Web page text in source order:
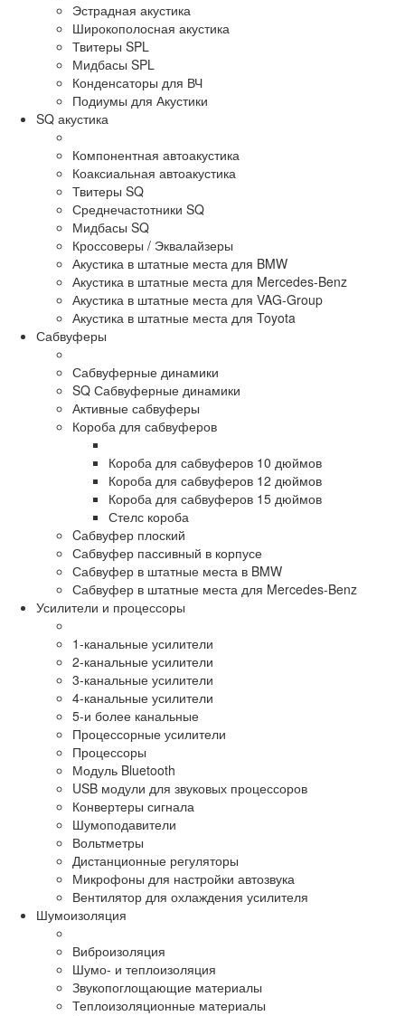
Эстрадная акустика
Широкополосная акустика
Твитеры SPL
Мидбасы SPL
Конденсаторы для ВЧ
Подиумы для Акустики
SQ акустика
Компонентная автоакустика
Коаксиальная автоакустика
Твитеры SQ
Среднечастотники SQ
Мидбасы SQ
Кроссоверы / Эквалайзеры
Акустика в штатные места для BMW
Акустика в штатные места для Mercedes-Benz
Акустика в штатные места для VAG-Group
Акустика в штатные места для Toyota
Сабвуферы
Сабвуферные динамики
SQ Сабвуферные динамики
Активные сабвуферы
Короба для сабвуферов
Короба для сабвуферов 10 дюймов
Короба для сабвуферов 12 дюймов
Короба для сабвуферов 15 дюймов
Стелс короба
Cабвуфер плоский
Сабвуфер пассивный в корпусе
Сабвуфер в штатные места в BMW
Сабвуфер в штатные места для Mercedes-Benz
Усилители и процессоры
1-канальные усилители
2-канальные усилители
3-канальные усилители
4-канальные усилители
5-и более канальные
Процессорные усилители
Процессоры
Модуль Bluetooth
USB модули для звуковых процессоров
Конвертеры сигнала
Шумоподавители
Вольтметры
Дистанционные регуляторы
Микрофоны для настройки автозвука
Вентилятор для охлаждения усилителя
Шумоизоляция
Виброизоляция
Шумо- и теплоизоляция
Звукопоглощающие материалы
Теплоизоляционные материалы